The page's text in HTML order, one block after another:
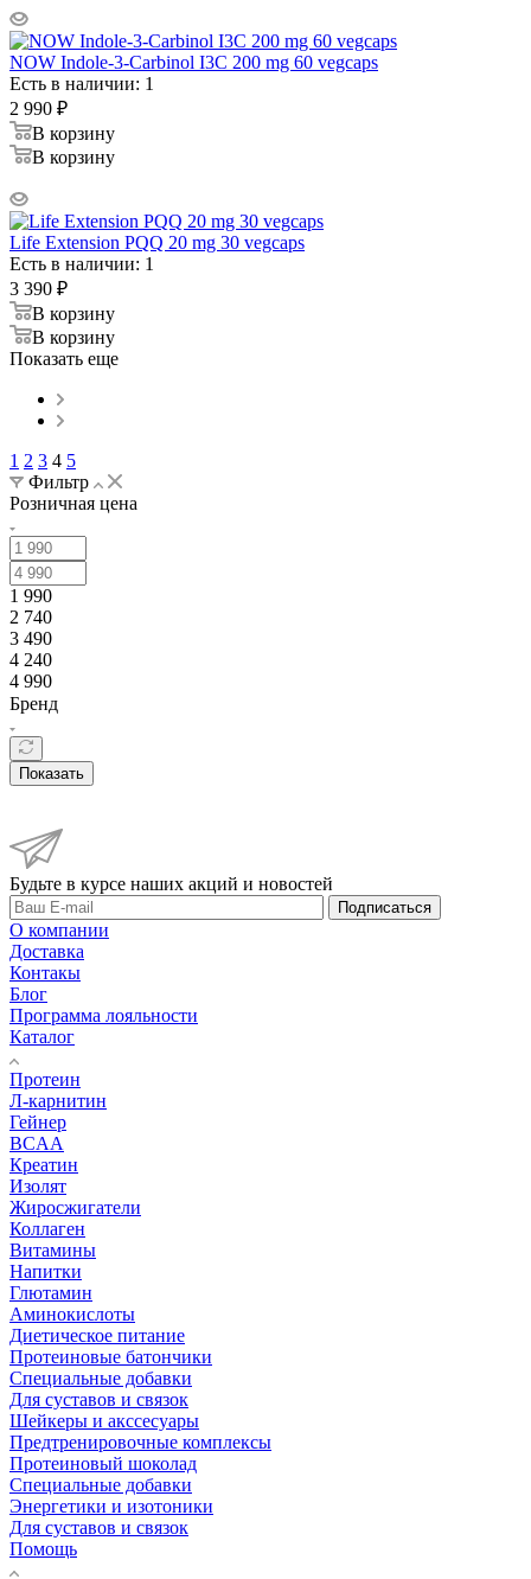
NOW Indole-3-Carbinol I3C 200 mg 60 vegcaps
Есть в наличии: 1
2 990 ₽
В корзину
В корзину
Life Extension PQQ 20 mg 30 vegcaps
Есть в наличии: 1
3 390 ₽
В корзину
В корзину
Показать еще
1 2 3 4 5
Фильтр
Розничная цена
1 990
2 740
3 490
4 240
4 990
Бренд
Показать
Будьте в курсе наших акций и новостей
Подписаться
О компании
Доставка
Контакы
Блог
Программа лояльности
Каталог
Протеин
Л-карнитин
Гейнер
BCAA
Креатин
Изолят
Жиросжигатели
Коллаген
Витамины
Напитки
Глютамин
Аминокислоты
Диетическое питание
Протеиновые батончики
Специальные добавки
Для суставов и связок
Шейкеры и акссесуары
Предтренировочные комплексы
Протеиновый шоколад
Специальные добавки
Энергетики и изотоники
Для суставов и связок
Помощь